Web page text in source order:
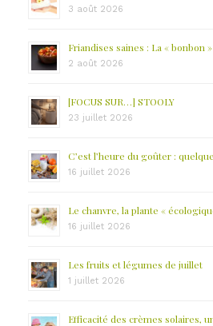
3 août 2026
Friandises saines : La « bonbon
2 août 2026
[FOCUS SUR…] STOOLY
23 juillet 2026
C’est l’heure du goûter :
16 juillet 2026
Le chanvre, la plante «
16 juillet 2026
Les fruits et légumes de juillet
1 juillet 2026
Efficacité des crèmes solaires,